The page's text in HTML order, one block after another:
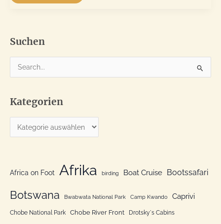
Kariba
Suchen
u
h
e
c
Kategorien
a
g
o
i
Africa on Foot Afrika birding Boat Cruise Bootssafari
Botswana Bwabwata National Park Camp Kwando Caprivi
Chobe National Park Chobe River Front Drotsky´s Cabins